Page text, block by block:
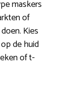
maskers
of
Kies
de huid
of t-